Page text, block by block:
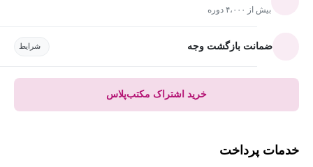
بیش از ۴،۰۰۰ دوره
ضمانت بازگشت وجه شرایط
خرید اشتراک مکتب‌پلاس
خدمات پرداخت